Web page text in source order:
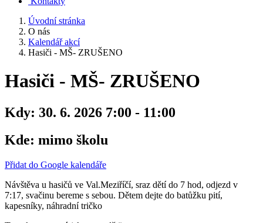
Úvodní stránka
O nás
Kalendář akcí
Hasiči - MŠ- ZRUŠENO
Hasiči - MŠ- ZRUŠENO
Kdy: 30. 6. 2026 7:00 - 11:00
Kde: mimo školu
Přidat do Google kalendáře
Návštěva u hasičů ve Val.Meziříčí, sraz dětí do 7 hod, odjezd v
7:17, svačinu bereme s sebou. Dětem dejte do batůžku pití,
kapesníky, náhradní tričko